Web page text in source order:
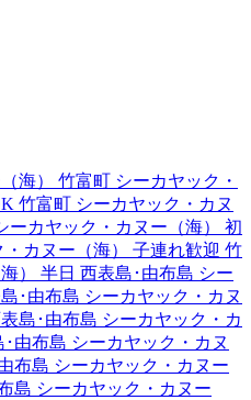
海） 竹富町 シーカヤック・
竹富町 シーカヤック・カヌ
ーカヤック・カヌー（海） 初
カヌー（海） 子連れ歓迎 竹
） 半日 西表島･由布島 シー
･由布島 シーカヤック・カヌ
島･由布島 シーカヤック・カ
･由布島 シーカヤック・カヌ
布島 シーカヤック・カヌー
島 シーカヤック・カヌー